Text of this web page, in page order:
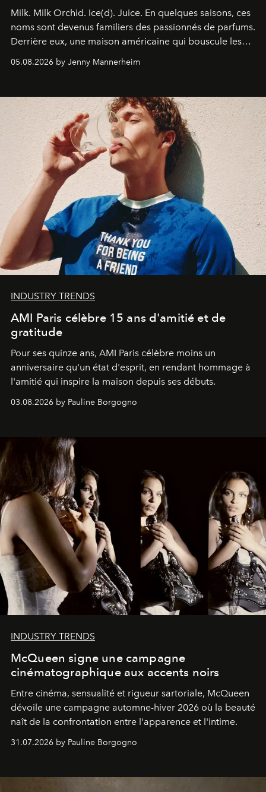
Milk. Milk Orchid. Ice(d). Juice. En quelques saisons, ces
noms sont devenus familiers des passionnés de parfums.
Derrière eux, une maison américaine qui bouscule les
codes de la parfumerie contemporaine en proposant
une approche aussi intuitive que personnelle :
05.08.2026 by Jenny Mannerheim
INDUSTRY TRENDS
AMI Paris célèbre 15 ans d'amitié et de
gratitude
Pour ses quinze ans, AMI Paris célèbre moins un
anniversaire qu'un état d'esprit, en rendant hommage à
l'amitié qui inspire la maison depuis ses débuts.
03.08.2026 by Pauline Borgogno
INDUSTRY TRENDS
McQueen signe une campagne
cinématographique aux accents noirs
Entre cinéma, sensualité et rigueur sartoriale, McQueen
dévoile une campagne automne-hiver 2026 où la beauté
naît de la confrontation entre l'apparence et l'intime.
31.07.2026 by Pauline Borgogno